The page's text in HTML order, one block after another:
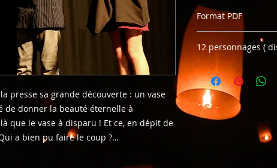
presse sa grande découverte : un vase
donner la beauté éternelle à
que le vase à disparu ! Et ce, en dépit de
a bien pu faire le coup ?…
Format PDF
pour toute
merci de contacter
12 personnages (
durée 10 minutes